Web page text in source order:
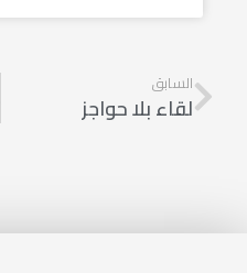
السابق
لقاء بلا حواجز